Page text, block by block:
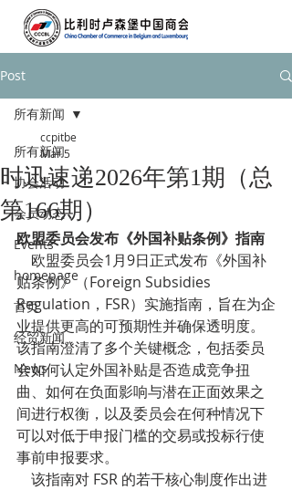
Post
所有新闻
协会活动
会员动态
Events
homepage
首页
经贸新闻
News
所有新闻
时迅速递2026年第1期（总
第166期）
ccpitbe
Mar 5
欧盟委员会发布《外国补贴条例》指南
欧盟委员会1月9日正式发布《外国补
贴条例》（Foreign Subsidies
Regulation，FSR）实施指南，旨在为企
业提供更高的可预期性并确保透明度。
该指南澄清了多个关键概念，包括委员
会如何认定外国补贴是否造成竞争扭
曲、如何在负面影响与潜在正面效果之
间进行权衡，以及委员会在何种情况下
可以对低于申报门槛的交易或投标行使
事前申报要求。
该指南对 FSR 的若干核心制度作出进